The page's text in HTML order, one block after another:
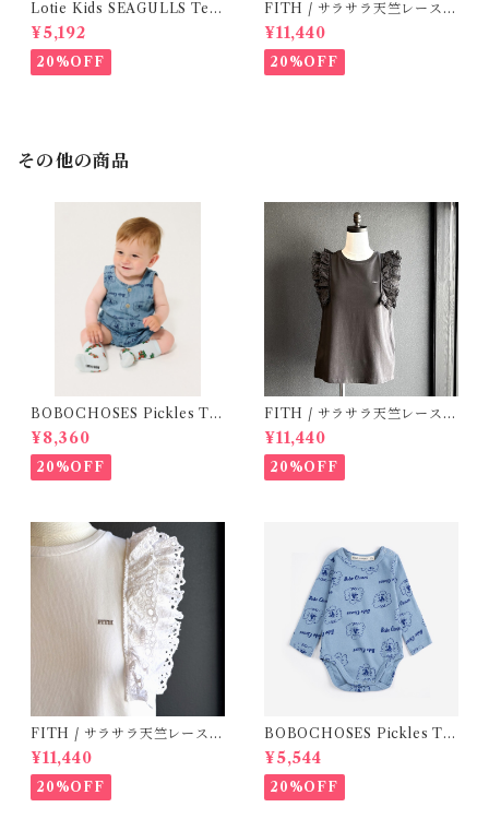
Lotie Kids SEAGULLS Tee
(12m- 8Y)
¥5,192
20%OFF
FITH / サラサラ天竺レースT
シャツ (BL) / 145・155
¥11,440
20%OFF
その他の商品
BOBOCHOSES Pickles Th
e Dog all over denim plays
uit /9-24m
¥8,360
20%OFF
FITH / サラサラ天竺レースT
シャツ (Black) / 145・155
¥11,440
20%OFF
FITH / サラサラ天竺レースT
シャツ (White) / 145・155
¥11,440
20%OFF
BOBOCHOSES Pickles Th
e Dog all over body /9-12
m
¥5,544
20%OFF